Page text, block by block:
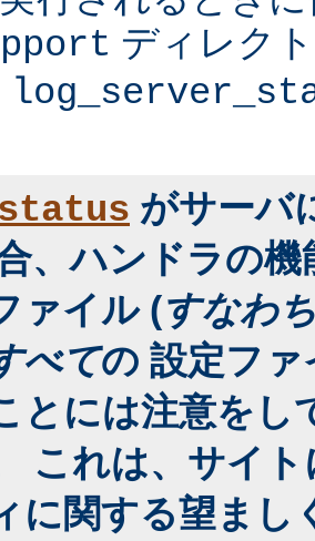
ディレク
がサーバ
、ハンドラの
ァイル (すなわ
べての 設定フ
とには注意をし
これは、サイ
に関する望まし